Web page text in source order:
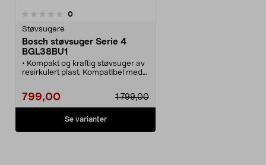
0anmeldelser
Støvsugere
Bosch støvsuger Serie 4
BGL38BU1
• Kompakt og kraftig støvsuger av
resirkulert plast. Kompatibel med
støvsuger.
• Laget i Tyskland – registrer deg
og få 10 års motorgaranti.
1 799,00
799,00
Se varianter